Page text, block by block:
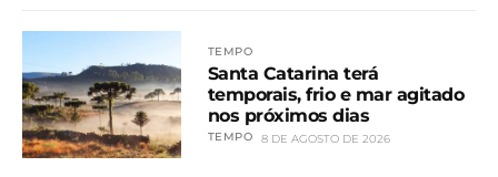
TEMPO
Santa Catarina terá
temporais, frio e mar agitado
nos próximos dias
TEMPO 8 DE AGOSTO DE 2026